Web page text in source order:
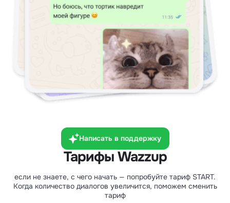
Написать в поддержку
Тарифы Wazzup
если не знаете, с чего начать — попробуйте тариф START.
Когда количество диалогов увеличится, поможем сменить
тариф